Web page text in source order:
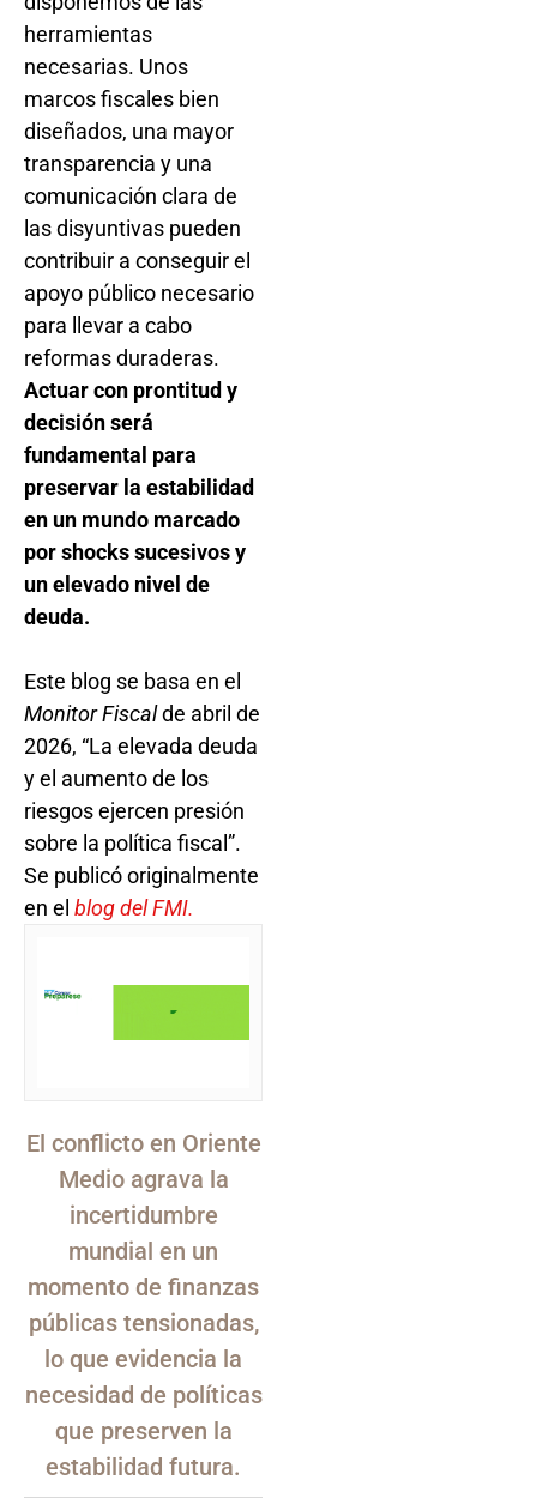
herramientas
necesarias. Unos
marcos fiscales bien
diseñados, una mayor
transparencia y una
comunicación clara de
las disyuntivas pueden
contribuir a conseguir el
apoyo público necesario
para llevar a cabo
reformas duraderas.
Actuar con prontitud y
decisión será
fundamental para
preservar la estabilidad
en un mundo marcado
por shocks sucesivos y
un elevado nivel de
deuda.
Este blog se basa en el
Monitor Fiscalde abril de
2026, “La elevada deuda
y el aumento de los
riesgos ejercen presión
sobre la política fiscal”.
Se publicó originalmente
en el blog del FMI.
El conflicto en Oriente
Medio agrava la
incertidumbre
mundial en un
momento de finanzas
públicas tensionadas,
lo que evidencia la
necesidad de políticas
que preserven la
estabilidad futura.